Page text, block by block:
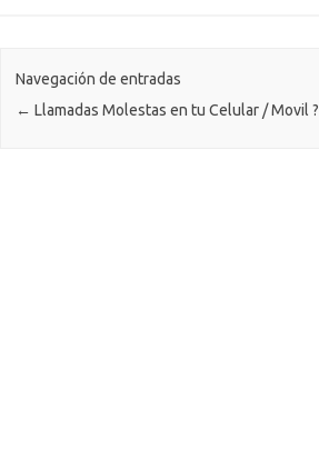
k
k
p
ti
r
Navegación de entradas
← Llamadas Molestas en tu Celular / Movil ?